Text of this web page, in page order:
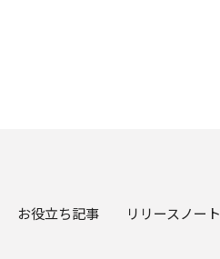
お役立ち記事 リリースノート